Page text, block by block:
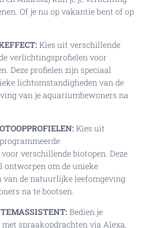
Of je nu op vakantie bent of op
Kies uit verschillende
verlichtingsprofielen voor
Deze profielen zijn speciaal
lichtomstandigheden van de
van je aquariumbewoners na
Kies uit
verschillende biotopen. Deze
ontworpen om de unieke
de natuurlijke leefomgeving
na te bootsen.
Bedien je
spraakopdrachten via Alexa,